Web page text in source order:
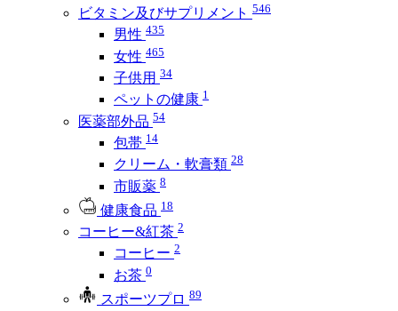
ビタミン及びサプリメント 546
男性 435
女性 465
子供用 34
ペットの健康 1
医薬部外品 54
包帯 14
クリーム・軟膏類 28
市販薬 8
健康食品 18
コーヒー&紅茶 2
コーヒー 2
お茶 0
スポーツプロ 89